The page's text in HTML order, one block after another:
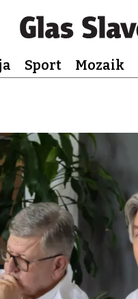
Sport Mozaik